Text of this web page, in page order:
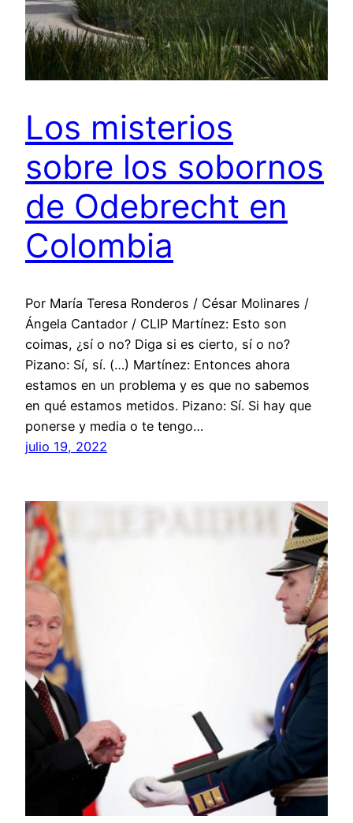
Los misterios
sobre los sobornos
de Odebrecht en
Colombia
Por María Teresa Ronderos / César Molinares /
Ángela Cantador / CLIP Martínez: Esto son
coimas, ¿sí o no? Diga si es cierto, sí o no?
Pizano: Sí, sí. (…) Martínez: Entonces ahora
estamos en un problema y es que no sabemos
en qué estamos metidos. Pizano: Sí. Si hay que
ponerse y media o te tengo…
julio 19, 2022